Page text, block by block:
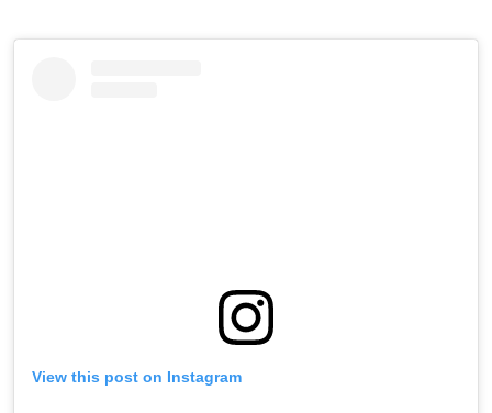
View this post on Instagram